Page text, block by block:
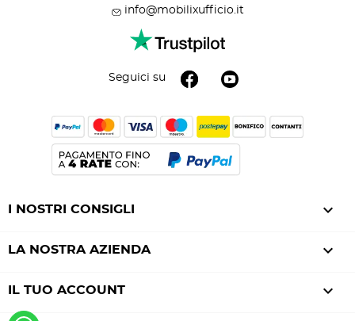
info@mobilixufficio.it
Seguici su
I NOSTRI CONSIGLI 
LA NOSTRA AZIENDA 
IL TUO ACCOUNT 